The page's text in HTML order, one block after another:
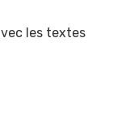
les textes